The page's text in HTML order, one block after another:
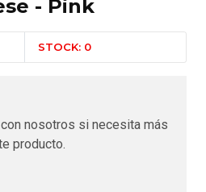
- Pink
STOCK: 0
nosotros si necesita más
producto.